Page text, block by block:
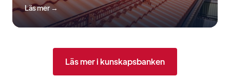
Läs mer →
Läs mer i kunskapsbanken